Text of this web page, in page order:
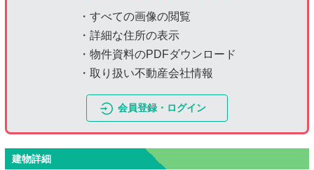
・すべての画像の閲覧
・詳細な住所の表示
・物件資料のPDFダウンロード
・取り扱い不動産会社情報
会員登録・ログイン
建物詳細